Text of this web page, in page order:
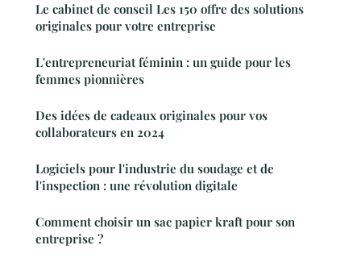
Le cabinet de conseil Les 150 offre des solutions
originales pour votre entreprise
L'entrepreneuriat féminin : un guide pour les
femmes pionnières
Des idées de cadeaux originales pour vos
collaborateurs en 2024
Logiciels pour l'industrie du soudage et de
l'inspection : une révolution digitale
Comment choisir un sac papier kraft pour son
entreprise ?